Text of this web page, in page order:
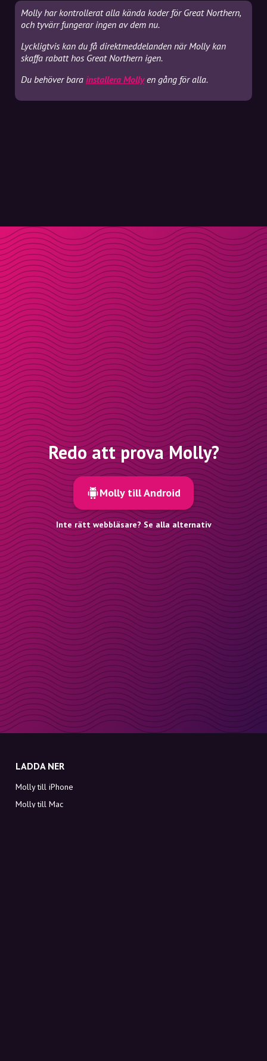
Molly har kontrollerat alla kända koder för Great Northern,
och tyvärr fungerar ingen av dem nu.
Lyckligtvis kan du få direktmeddelanden när Molly kan
skaffa rabatt hos Great Northern igen.
Du behöver bara installera Mollyen gång för alla.
Redo att prova Molly?
Molly till Android
Inte rätt webbläsare? Se alla alternativ
LADDA NER
Molly till iPhone
Molly till Mac